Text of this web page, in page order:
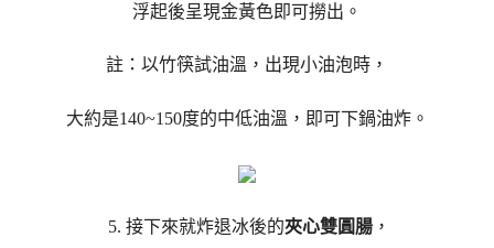
浮起後呈現金黃色即可撈出。
註：以竹筷試油溫，出現小油泡時，
大約是140~150度的中低油溫，即可下鍋油炸。
5. 接下來就炸退冰後的夾心雙圓腸 ，